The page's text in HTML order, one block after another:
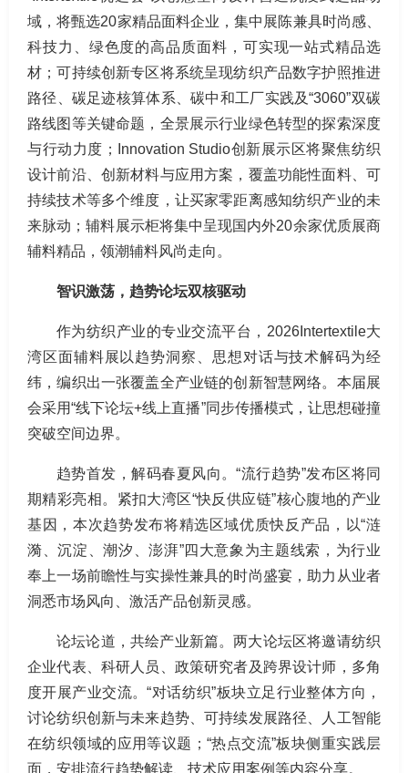
域，将甄选20家精品面料企业，集中展陈兼具时尚感、
科技力、绿色度的高品质面料，可实现一站式精品选
材；可持续创新专区将系统呈现纺织产品数字护照推进
路径、碳足迹核算体系、碳中和工厂实践及“3060”双碳
路线图等关键命题，全景展示行业绿色转型的探索深度
与行动力度；Innovation Studio创新展示区将聚焦纺织
设计前沿、创新材料与应用方案，覆盖功能性面料、可
持续技术等多个维度，让买家零距离感知纺织产业的未
来脉动；辅料展示柜将集中呈现国内外20余家优质展商
辅料精品，领潮辅料风尚走向。
智识激荡，趋势论坛双核驱动
作为纺织产业的专业交流平台，2026Intertextile大
湾区面辅料展以趋势洞察、思想对话与技术解码为经
纬，编织出一张覆盖全产业链的创新智慧网络。本届展
会采用“线下论坛+线上直播”同步传播模式，让思想碰撞
突破空间边界。
趋势首发，解码春夏风向。“流行趋势”发布区将同
期精彩亮相。紧扣大湾区“快反供应链”核心腹地的产业
基因，本次趋势发布将精选区域优质快反产品，以“涟
漪、沉淀、潮汐、澎湃”四大意象为主题线索，为行业
奉上一场前瞻性与实操性兼具的时尚盛宴，助力从业者
洞悉市场风向、激活产品创新灵感。
论坛论道，共绘产业新篇。两大论坛区将邀请纺织
企业代表、科研人员、政策研究者及跨界设计师，多角
度开展产业交流。“对话纺织”板块立足行业整体方向，
讨论纺织创新与未来趋势、可持续发展路径、人工智能
在纺织领域的应用等议题；“热点交流”板块侧重实践层
面，安排流行趋势解读、技术应用案例等内容分享。